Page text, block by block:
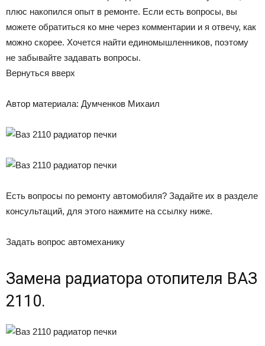
плюс накопился опыт в ремонте. Если есть вопросы, вы
можете обратиться ко мне через комментарии и я отвечу, как
можно скорее. Хочется найти единомышленников, поэтому
не забывайте задавать вопросы.
Вернуться вверх
Автор материала: Думченков Михаил
Есть вопросы по ремонту автомобиля? Задайте их в разделе
консультаций, для этого нажмите на ссылку ниже.
Задать вопрос автомеханику
Замена радиатора отопителя ВАЗ
2110.